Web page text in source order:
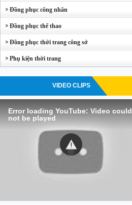
Đồng phục công nhân
Đồng phục thể thao
Đồng phục thời trang công sở
Phụ kiện thời trang
VIDEO CLIPS
Error loading YouTube: Video could
not be played